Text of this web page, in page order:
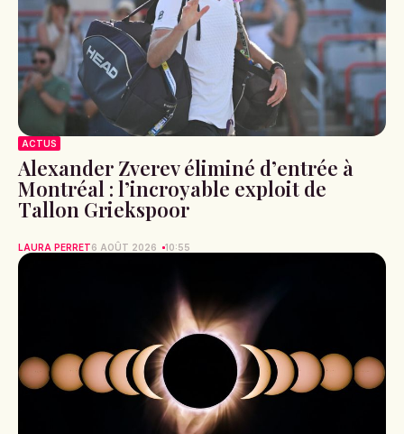
ACTUS
Alexander Zverev éliminé d’entrée à
Montréal : l’incroyable exploit de
Tallon Griekspoor
LAURA PERRET6 AOÛT 2026 10:55